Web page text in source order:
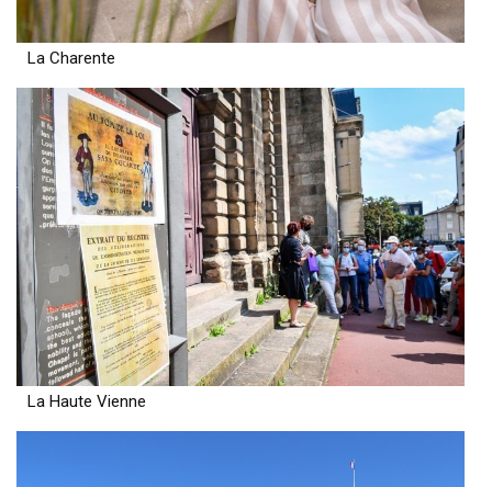
La Charente
La Haute Vienne